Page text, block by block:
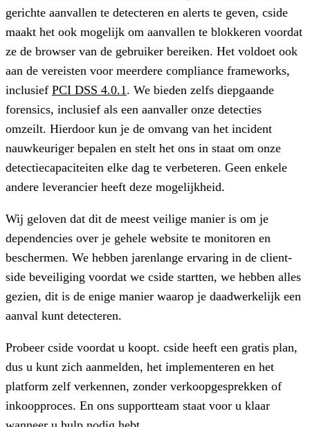
gerichte aanvallen te detecteren en alerts te geven, cside
maakt het ook mogelijk om aanvallen te blokkeren voordat
ze de browser van de gebruiker bereiken. Het voldoet ook
aan de vereisten voor meerdere compliance frameworks,
inclusief PCI DSS 4.0.1 . We bieden zelfs diepgaande
forensics, inclusief als een aanvaller onze detecties
omzeilt. Hierdoor kun je de omvang van het incident
nauwkeuriger bepalen en stelt het ons in staat om onze
detectiecapaciteiten elke dag te verbeteren. Geen enkele
andere leverancier heeft deze mogelijkheid.
Wij geloven dat dit de meest veilige manier is om je
dependencies over je gehele website te monitoren en
beschermen. We hebben jarenlange ervaring in de client-
side beveiliging voordat we cside startten, we hebben alles
gezien, dit is de enige manier waarop je daadwerkelijk een
aanval kunt detecteren.
Probeer cside voordat u koopt. cside heeft een gratis plan,
dus u kunt zich aanmelden, het implementeren en het
platform zelf verkennen, zonder verkoopgesprekken of
inkoopproces. En ons supportteam staat voor u klaar